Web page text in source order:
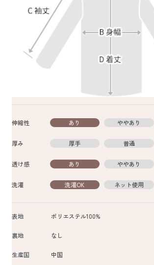
伸縮性 あり ややあり
厚み 厚手 普通
透け感 あり ややあり
洗濯 洗濯OK ネット使用
表地 ポリエステル100%
裏地 なし
生産国 中国